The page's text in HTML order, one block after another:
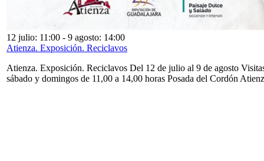
12 julio: 11:00 - 9 agosto: 14:00
Atienza. Exposición. Reciclavos
Atienza. Exposición. Reciclavos Del 12 de julio al 9 de agosto
sábado y domingos de 11,00 a 14,00 horas Posada del Cordón